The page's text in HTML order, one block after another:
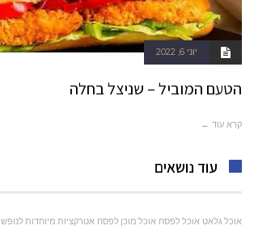
יוני 6, 2022
הטעם המוביל – שניצל בחלה
קרא עוד ←
עוד נושאים
אוכל גלאט אוכל לפסח אוכל מוכן לפסח אטרקציות מיוחדות לנופש